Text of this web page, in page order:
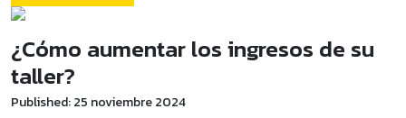
¿Cómo aumentar los ingresos de su
taller?
Published: 25 noviembre 2024